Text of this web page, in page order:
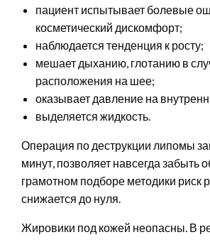
пациент испытывает болевые
косметический дискомфорт;
наблюдается тенденция к росту;
мешает дыханию, глотанию в
расположения на шее;
оказывает давление на
выделяется жидкость.
Операция по деструкции липомы
минут, позволяет навсегда забыть
грамотном подборе методики риск
снижается до нуля.
Жировики под кожей неопасны. В